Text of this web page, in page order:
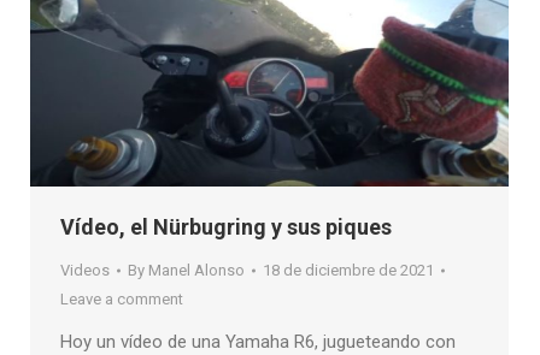
Vídeo, el Nürbugring y sus piques
Videos By Manel Alonso
18 de diciembre de 2021
Leave a comment
Hoy un vídeo de una Yamaha R6, jugueteando con